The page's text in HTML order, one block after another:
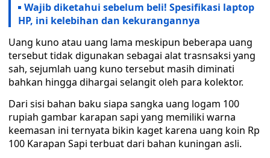
Wajib diketahui sebelum beli! Spesifikasi laptop
HP, ini kelebihan dan kekurangannya
Uang kuno atau uang lama meskipun beberapa uang
tersebut tidak digunakan sebagai alat trasnsaksi yang
sah, sejumlah uang kuno tersebut masih diminati
bahkan hingga dihargai selangit oleh para kolektor.
Dari sisi bahan baku siapa sangka uang logam 100
rupiah gambar karapan sapi yang memiliki warna
keemasan ini ternyata bikin kaget karena uang koin Rp
100 Karapan Sapi terbuat dari bahan kuningan asli.